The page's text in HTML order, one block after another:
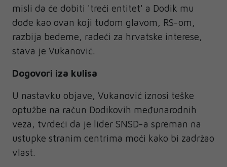
misli da će dobiti 'treći entitet' a Dodik mu
dođe kao ovan koji tuđom glavom, RS-om,
razbija bedeme, radeći za hrvatske interese,
stava je Vukanović.
Dogovori iza kulisa
U nastavku objave, Vukanović iznosi teške
optužbe na račun Dodikovih međunarodnih
veza, tvrdeći da je lider SNSD-a spreman na
ustupke stranim centrima moći kako bi zadržao
vlast.